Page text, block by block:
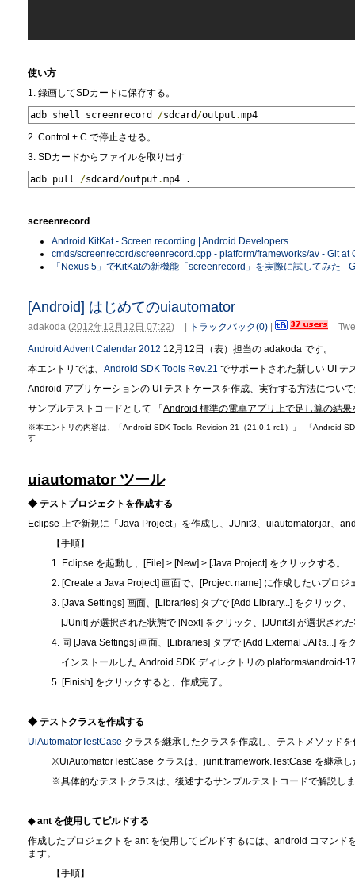
使い方
1. 録画してSDカードに保存する。
adb shell screenrecord /sdcard /output .mp4
2. Control + C で停止させる。
3. SDカードからファイルを取り出す
adb pull /sdcard /output .mp4 .
screenrecord
Android KitKat - Screen recording | Android Developers
cmds/screenrecord/screenrecord.cpp - platform/frameworks/av - Git at
「Nexus 5」でKitKatの新機能「screenrecord」を実際に試してみた -
[Android] はじめてのuiautomator
adakoda (2012年12月12日 07:22) トラックバック(0)
Android Advent Calendar 2012 12月12日（表）担当の adakoda です。
本エントリでは、 Android SDK Tools Rev.21 でサポートされた新しい UI テ
Android アプリケーションの UI テストケースを作成、実行する方法につい
サンプルテストコードとして 「Android 標準の電卓アプリ上で足し算の結果
※本エントリの内容は、「Android SDK Tools, Revision 21（21.0.1 rc1）」 「Android
す
uiautomator ツール
◆ テストプロジェクトを作成する
Eclipse 上で新規に「Java Project」を作成し、JUnit3、uiautomator.jar、
【手順】
1. Eclipse を起動し、[File] > [New] > [Java Project] をクリックする。
2. [Create a Java Project] 画面で、[Project name] に作成したいプロジ
3. [Java Settings] 画面、[Libraries] タブで [Add Library...] をクリック、
[JUnit] が選択された状態で [Next] をクリック、[JUnit3] が選択され
4. 同 [Java Settings] 画面、[Libraries] タブで [Add External JARs...] を
インストールした Android SDK ディレクトリの platforms\android-
5. [Finish] をクリックすると、作成完了。
◆ テストクラスを作成する
UiAutomatorTestCase クラスを継承したクラスを作成し、テストメソッド
※UiAutomatorTestCase クラスは、junit.framework.TestCase を継承し
※具体的なテストクラスは、後述するサンプルテストコードで解説し
◆ ant を使用してビルドする
作成したプロジェクトを ant を使用してビルドするには、android コマン
ます。
【手順】